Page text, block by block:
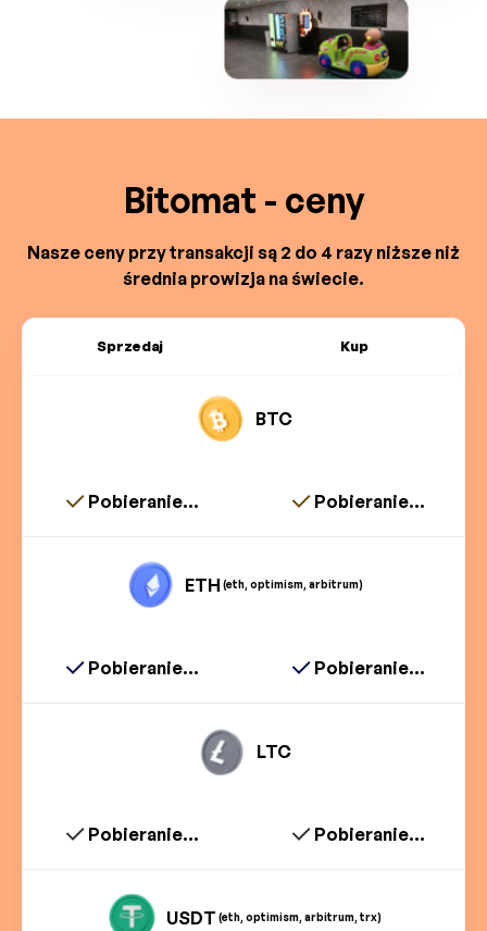
Bitomat - ceny
Nasze ceny przy transakcji są 2 do 4 razy niższe niż
średnia prowizja na świecie.
Sprzedaj Kup
BTC
Pobieranie... Pobieranie...
ETH (eth, optimism, arbitrum)
Pobieranie... Pobieranie...
LTC
Pobieranie... Pobieranie...
USDT (eth, optimism, arbitrum, trx)